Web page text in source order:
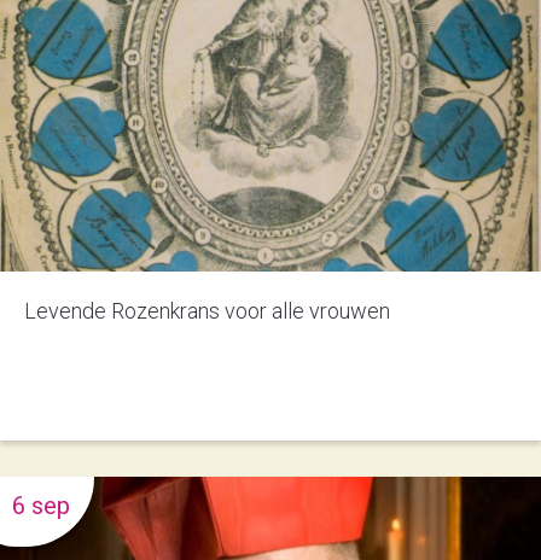
Levende Rozenkrans voor alle vrouwen
6 sep